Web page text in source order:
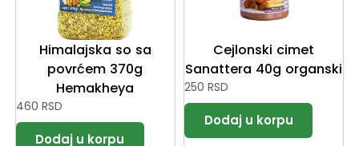
Himalajska so sa
povrćem 370g
Hemakheya
460 RSD
Cejlonski cimet
Sanattera 40g organski
250 RSD